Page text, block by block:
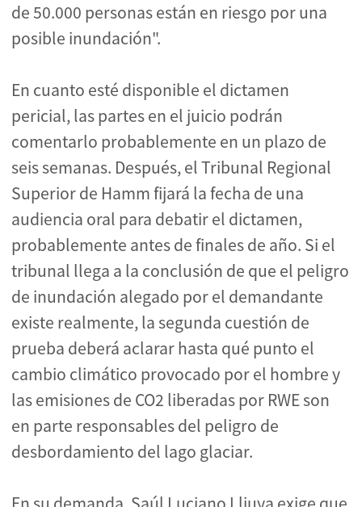
de 50.000 personas están en riesgo por una
posible inundación".
En cuanto esté disponible el dictamen
pericial, las partes en el juicio podrán
comentarlo probablemente en un plazo de
seis semanas. Después, el Tribunal Regional
Superior de Hamm fijará la fecha de una
audiencia oral para debatir el dictamen,
probablemente antes de finales de año. Si el
tribunal llega a la conclusión de que el peligro
de inundación alegado por el demandante
existe realmente, la segunda cuestión de
prueba deberá aclarar hasta qué punto el
cambio climático provocado por el hombre y
las emisiones de CO2 liberadas por RWE son
en parte responsables del peligro de
desbordamiento del lago glaciar.